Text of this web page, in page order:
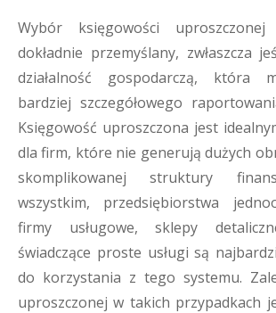
Wybór księgowości
dokładnie przemyślany, zwłaszcza
działalność gospodarczą, która
bardziej szczegółowego
Księgowość uproszczona jest
dla firm, które nie generują dużych
skomplikowanej struktury
wszystkim, przedsiębiorstwa
firmy usługowe, sklepy
świadczące proste usługi są
do korzystania z tego systemu.
uproszczonej w takich przypadkach